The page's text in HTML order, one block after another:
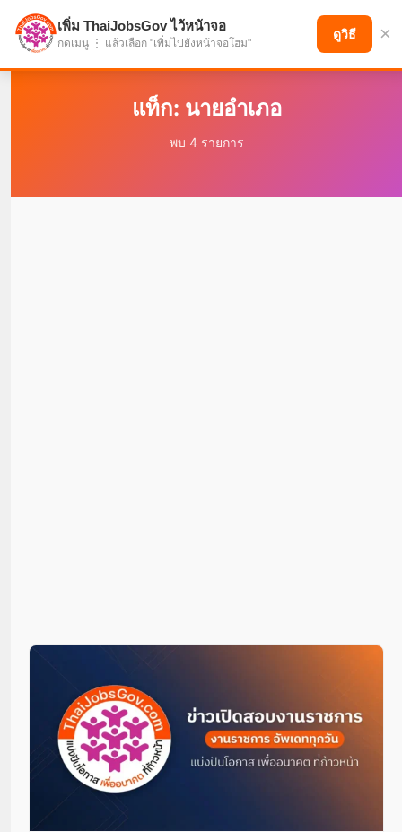
แบ่งปันโอกาส เพื่ออนาคตที่ก้าวหน้า
แท็ก: นายอำเภอ
พบ 4 รายการ
เพิ่ม ThaiJobsGov ไว้หน้าจอ
กดเมนู ⋮ แล้วเลือก "เพิ่มไปยังหน้าจอโฮม"
ดูวิธี ×